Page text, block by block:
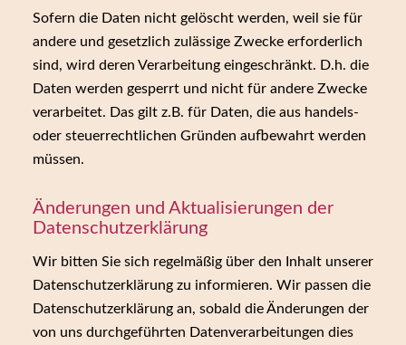
Sofern die Daten nicht gelöscht werden, weil sie für
andere und gesetzlich zulässige Zwecke erforderlich
sind, wird deren Verarbeitung eingeschränkt. D.h. die
Daten werden gesperrt und nicht für andere Zwecke
verarbeitet. Das gilt z.B. für Daten, die aus handels-
oder steuerrechtlichen Gründen aufbewahrt werden
müssen.
Änderungen und Aktualisierungen der
Datenschutzerklärung
Wir bitten Sie sich regelmäßig über den Inhalt unserer
Datenschutzerklärung zu informieren. Wir passen die
Datenschutzerklärung an, sobald die Änderungen der
von uns durchgeführten Datenverarbeitungen dies